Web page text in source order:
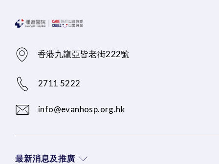
香港九龍亞皆老街222號
2711 5222
info@evanhosp.org.hk
最新消息及推廣